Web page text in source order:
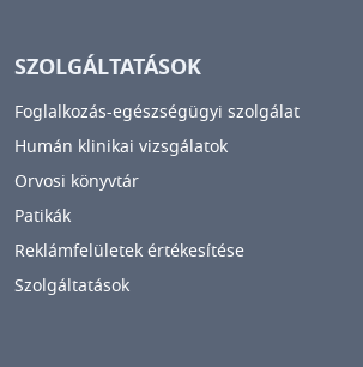
SZOLGÁLTATÁSOK
Foglalkozás-egészségügyi szolgálat
Humán klinikai vizsgálatok
Orvosi könyvtár
Patikák
Reklámfelületek értékesítése
Szolgáltatások